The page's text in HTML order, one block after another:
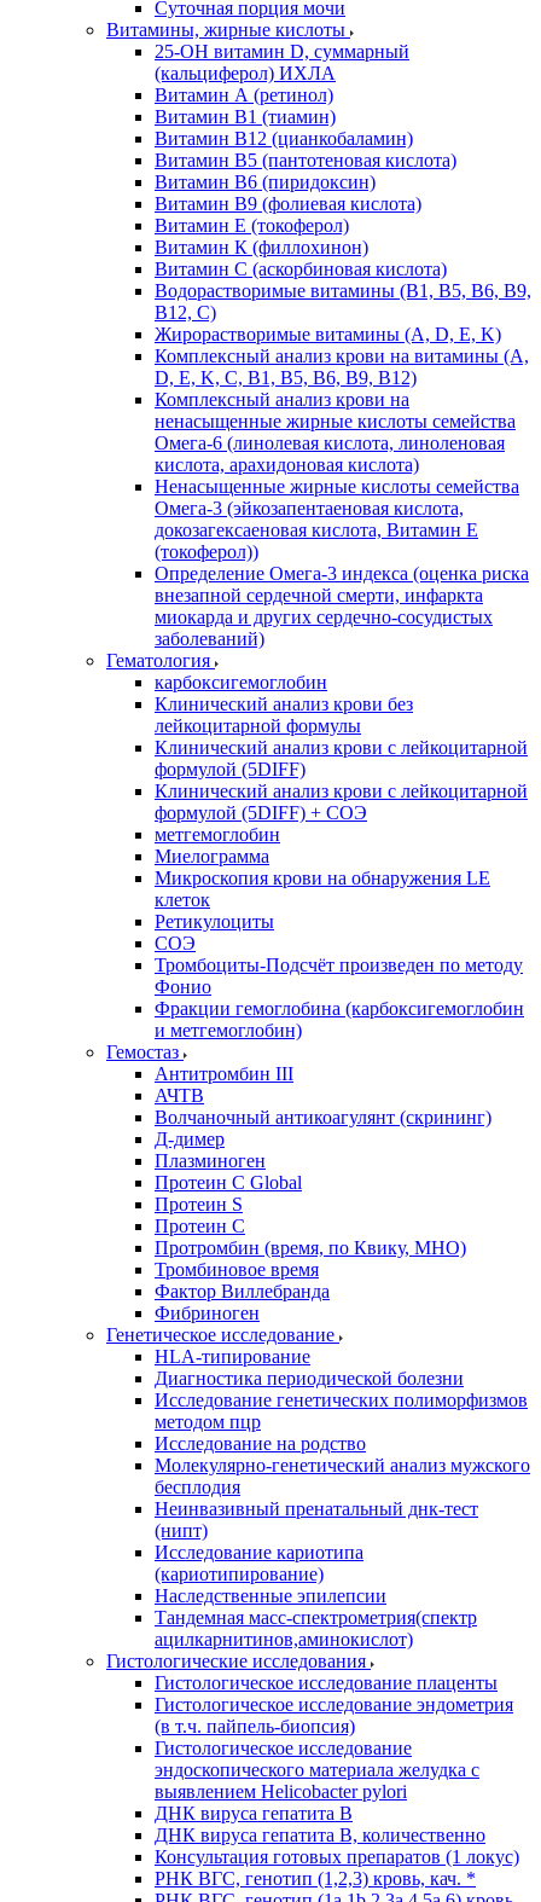
Суточная порция мочи
Витамины, жирные кислоты
25-OH витамин D, суммарный
(кальциферол) ИХЛА
Витамин А (ретинол)
Витамин В1 (тиамин)
Витамин В12 (цианкобаламин)
Витамин В5 (пантотеновая кислота)
Витамин В6 (пиридоксин)
Витамин В9 (фолиевая кислота)
Витамин Е (токоферол)
Витамин К (филлохинон)
Витамин С (аскорбиновая кислота)
Водорастворимые витамины (B1, B5, B6, В9,
В12, С)
Жирорастворимые витамины (A, D, E, K)
Комплексный анализ крови на витамины (A,
D, E, K, C, B1, B5, B6, В9, B12)
Комплексный анализ крови на
ненасыщенные жирные кислоты семейства
Омега-6 (линолевая кислота, линоленовая
кислота, арахидоновая кислота)
Ненасыщенные жирные кислоты семейства
Омега-3 (эйкозапентаеновая кислота,
докозагексаеновая кислота, Витамин E
(токоферол))
Определение Омега-3 индекса (оценка риска
внезапной сердечной смерти, инфаркта
миокарда и других сердечно-сосудистых
заболеваний)
Гематология
карбоксигемоглобин
Клинический анализ крови без
лейкоцитарной формулы
Клинический анализ крови с лейкоцитарной
формулой (5DIFF)
Клинический анализ крови с лейкоцитарной
формулой (5DIFF) + СОЭ
метгемоглобин
Миелограмма
Микроскопия крови на обнаружения LE
клеток
Ретикулоциты
СОЭ
Тромбоциты-Подсчёт произведен по методу
Фонио
Фракции гемоглобина (карбоксигемоглобин
и метгемоглобин)
Гемостаз
Антитромбин III
АЧТВ
Волчаночный антикоагулянт (скрининг)
Д-димер
Плазминоген
Протеин C Global
Протеин S
Протеин С
Протромбин (время, по Квику, МНО)
Тромбиновое время
Фактор Виллебранда
Фибриноген
Генетическое исследование
HLA-типирование
Диагностика периодической болезни
Исследование генетических полиморфизмов
методом пцр
Исследование на родство
Молекулярно-генетический анализ мужского
бесплодия
Неинвазивный пренатальный днк-тест
(нипт)
Исследование кариотипа
(кариотипирование)
Наследственные эпилепсии
Тандемная масс-спектрометрия(спектр
ацилкарнитинов,аминокислот)
Гистологические исследования
Гистологическое исследование плаценты
Гистологическое исследование эндометрия
(в т.ч. пайпель-биопсия)
Гистологическое исследование
эндоскопического материала желудка с
выявлением Helicobacter pylori
ДНК вируса гепатита B
ДНК вируса гепатита B, количественно
Консультация готовых препаратов (1 локус)
РНК ВГC, генотип (1,2,3) кровь, кач. *